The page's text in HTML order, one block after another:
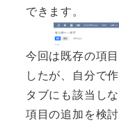
できます。
今回は既存の項
したが、自分で
タブにも該当し
項目の追加を検